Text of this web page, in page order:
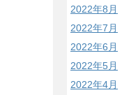
2022年8月
2022年7月
2022年6月
2022年5月
2022年4月